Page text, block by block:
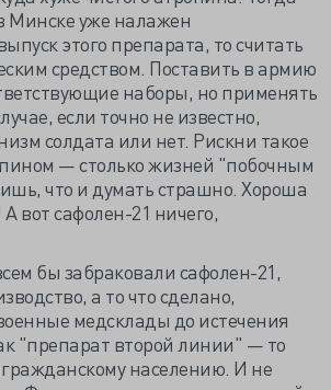
Минске уже налажен
этого препарата, то считать
средством. Поставить в армию
наборы, но применять
если точно не известно,
солдата или нет. Рискни такое
— столько жизней "побочным
что и думать страшно. Хороша
вот сафолен-21 ничего,
бы забраковали сафолен-21,
а то что сделано,
медсклады до истечения
"препарат второй линии" — то
населению. И не